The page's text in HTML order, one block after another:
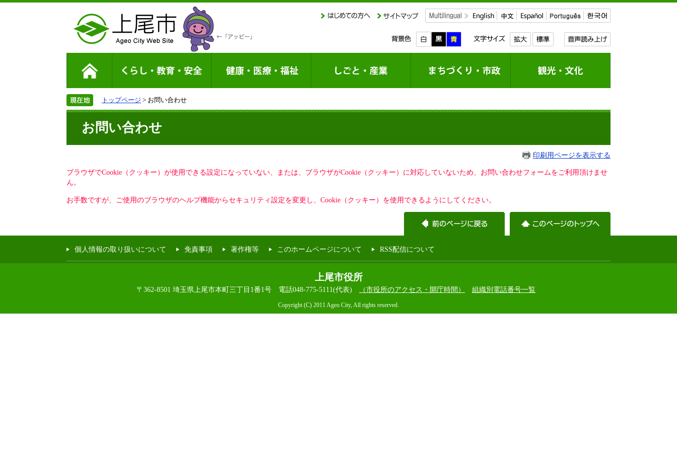
トップページ > お問い合わせ
お問い合わせ
印刷用ページを表示する
ブラウザでCookie（クッキー）が使用できる設定になっていない、または、ブラウザがCookie（クッキー）に対応していないため、お問い合わせフォームをご利用頂けませ
ん。
お手数ですが、ご使用のブラウザのヘルプ機能からセキュリティ設定を変更し、Cookie（クッキー）を使用できるようにしてください。
個人情報の取り扱いについて 免責事項 著作権等 このホームページについて RSS配信について
上尾市役所
〒362-8501 埼玉県上尾市本町三丁目1番1号 電話048-775-5111(代表) （市役所のアクセス・開庁時間） 組織別電話番号一覧
Copyright (C) 2011 Ageo City, All rights reserved.